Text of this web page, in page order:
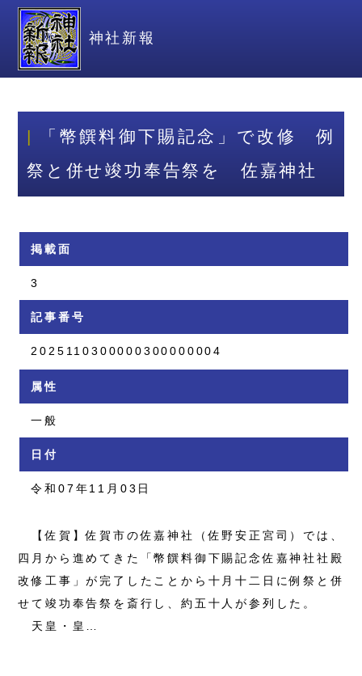
神社新報
「幣饌料御下賜記念」で改修 例
祭と併せ竣功奉告祭を 佐嘉神社
掲載面
3
記事番号
2025110300000300000004
属性
一般
日付
令和07年11月03日
【佐賀】佐賀市の佐嘉神社（佐野安正宮司）では、
四月から進めてきた「幣饌料御下賜記念佐嘉神社社殿
改修工事」が完了したことから十月十二日に例祭と併
せて竣功奉告祭を斎行し、約五十人が参列した。
天皇・皇…